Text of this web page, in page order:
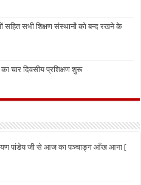
सभी शिक्षण संस्थानों को बन्द रखने के
चार दिवसीय प्रशिक्षण शुरू
पांडेय जी से आज का पञ्चाङ्ग आँख आना [